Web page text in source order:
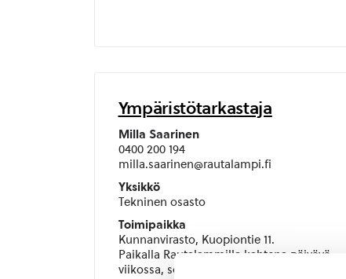
Ympäristötarkastaja
Milla Saarinen
0400 200 194
milla.saarinen@rautalampi.fi
Yksikkö
Tekninen osasto
Toimipaikka
Kunnanvirasto, Kuopiontie 11.
Paikalla Rautalammilla kahtena päivävä
viikossa, sovi tapaaminen etukäteen.